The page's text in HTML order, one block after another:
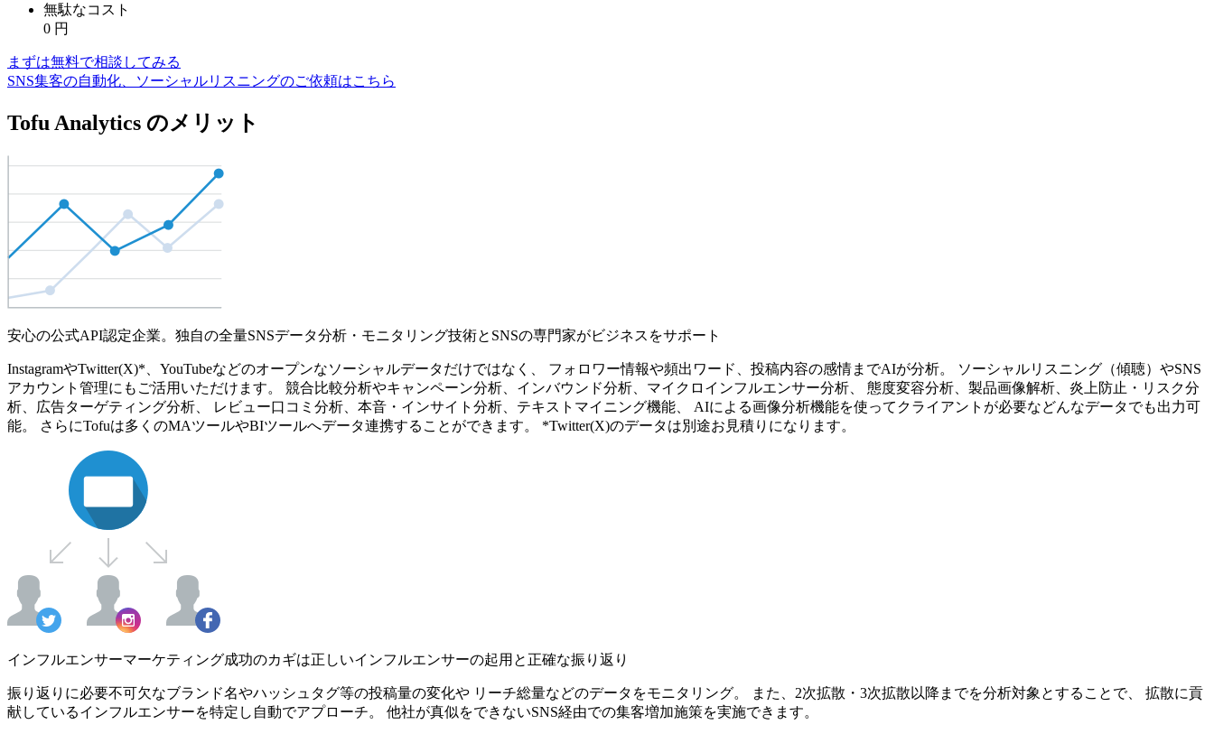
無駄なコスト
0 円
まずは無料で相談してみる
SNS集客の自動化、ソーシャルリスニングのご依頼はこちら
Tofu Analytics のメリット
安心の公式API認定企業。独自の全量SNSデータ分析・モニタリング技術とSNSの専門家がビジネスをサポート
InstagramやTwitter(X)*、YouTubeなどのオープンなソーシャルデータだけではなく、 フォロワー情報や頻出ワード、投稿内容の感情までAIが分析。 ソーシャルリスニング（傾聴）やSNS
アカウント管理にもご活用いただけます。 競合比較分析やキャンペーン分析、インバウンド分析、マイクロインフルエンサー分析、 態度変容分析、製品画像解析、炎上防止・リスク分
析、広告ターゲティング分析、 レビュー口コミ分析、本音・インサイト分析、テキストマイニング機能、 AIによる画像分析機能を使ってクライアントが必要などんなデータでも出力可
能。 さらにTofuは多くのMAツールやBIツールへデータ連携することができます。 *Twitter(X)のデータは別途お見積りになります。
インフルエンサーマーケティング成功のカギは正しいインフルエンサーの起用と正確な振り返り
振り返りに必要不可欠なブランド名やハッシュタグ等の投稿量の変化や リーチ総量などのデータをモニタリング。 また、2次拡散・3次拡散以降までを分析対象とすることで、 拡散に貢
献しているインフルエンサーを特定し自動でアプローチ。 他社が真似をできないSNS経由での集客増加施策を実施できます。